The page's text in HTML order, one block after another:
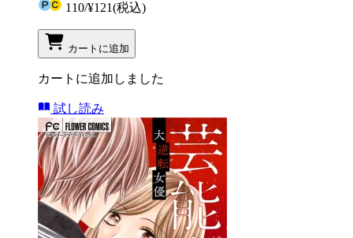
110/¥121(税込)
カートに追加
カートに追加しました
試し読み